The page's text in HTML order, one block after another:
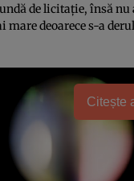
de licitație, însă nu
mare deoarece s-a
Citește